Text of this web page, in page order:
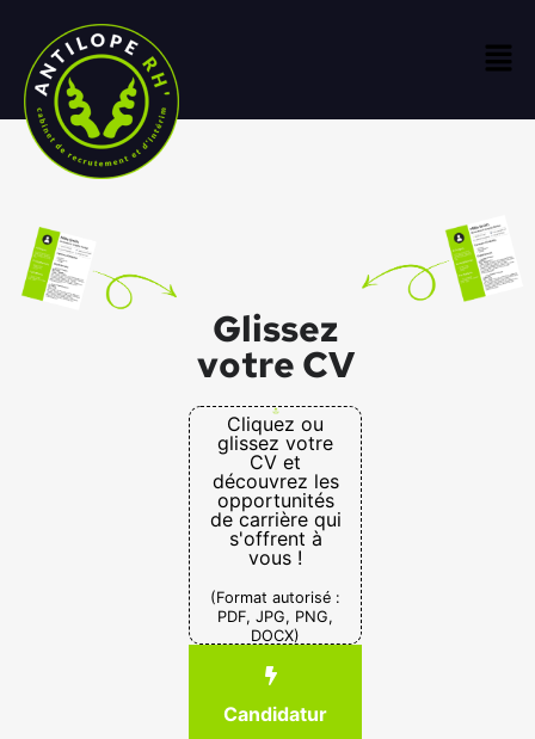
Glissez
votre CV
Cliquez ou
glissez votre
CV et
découvrez les
opportunités
de carrière qui
s'offrent à
vous !
(Format autorisé :
PDF, JPG, PNG,
DOCX)
Candidatur